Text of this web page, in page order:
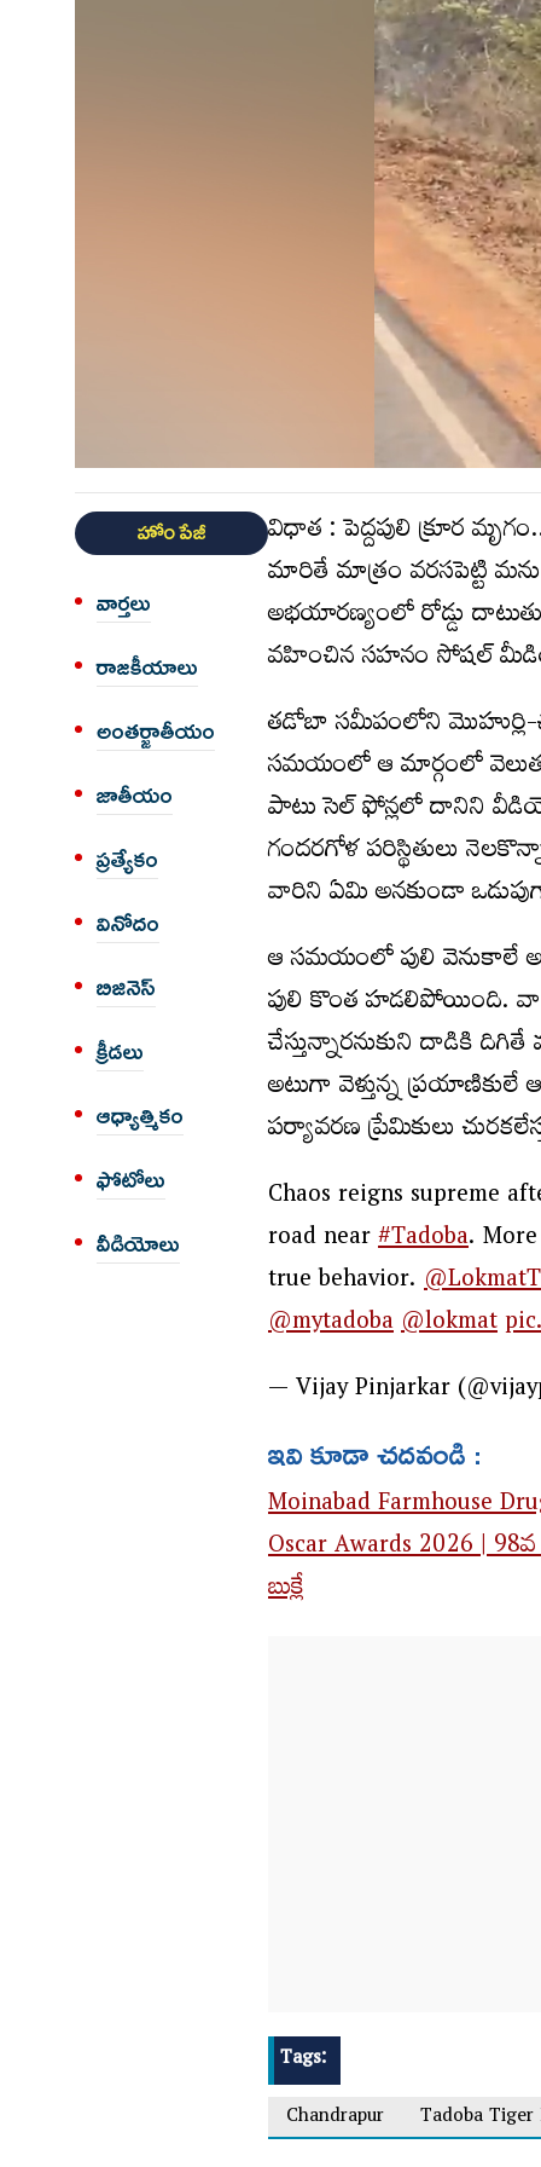
హోం పేజీ
వార్త‌లు
రాజకీయాలు
అంత‌ర్జాతీయం
జాతీయం
ప్రత్యేకం
వినోదం
బిజినెస్
క్రీడలు
ఆధ్యాత్మికం
ఫోటోలు
వీడియోలు
విధాత : పెద్దపులి క్రూర
మారితే మాత్రం వరసపెట్టి
అభయారణ్యంలో రోడ్డు
వహించిన సహనం సోషల్
తడోబా సమీపంలోని మొహుర్లి-
సమయంలో ఆ మార్గంలో
పాటు సెల్ ఫోన్లలో దానిని
గందరగోళ పరిస్థితులు
వారిని ఏమి అనకుండా
ఆ సమయంలో పులి వెనుకాలే
పులి కొంత హడలిపోయింది.
చేస్తున్నారనుకుని దాడికి
అటుగా వెళ్తున్న
పర్యావరణ ప్రేమికులు
Chaos reigns supreme
road near#Tadoba.
true behavior.
@mytadoba@lokmat
— Vijay Pinjarkar
ఇవి కూడా చదవండి :
Moinabad Farmhouse
Oscar Awards 2026 |
బుక్లే
Tags:
Chandrapur
Tadoba Tiger